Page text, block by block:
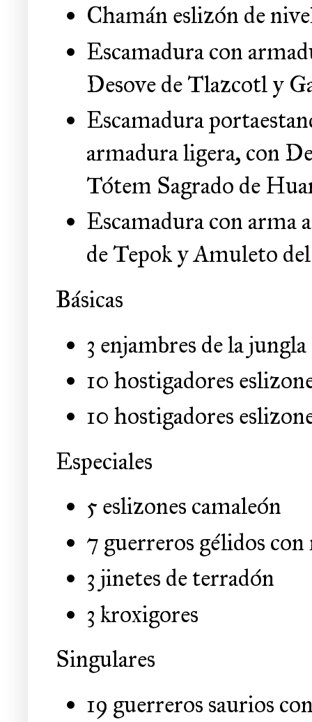
Chamán eslizón de
Escamadura con
Desove de Tlazcotl y
Escamadura
armadura ligera, con
Tótem Sagrado de
Escamadura con arma
de Tepok y Amuleto
Básicas
3 enjambres de la jungla
10 hostigadores
10 hostigadores
Especiales
5 eslizones camaleón
7 guerreros gélidos
3 jinetes de terradón
3 kroxigores
Singulares
19 guerreros saurios